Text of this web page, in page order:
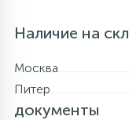
Наличие на
Москва
Питер
документы